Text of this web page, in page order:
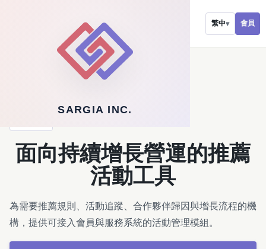
SARGIA INC.
繁中▾ 會員
面向持續增長營運的推薦
活動工具
為需要推薦規則、活動追蹤、合作夥伴歸因與增長流程的機
構，提供可接入會員與服務系統的活動管理模組。